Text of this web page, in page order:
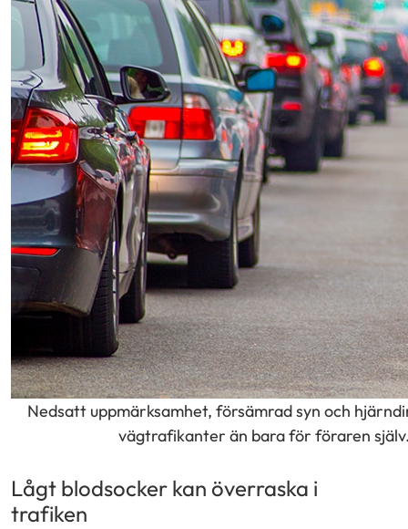
Nedsatt uppmärksamhet, försämrad syn och
vägtrafikanter än bara för föraren
Lågt blodsocker kan överraska i
trafiken